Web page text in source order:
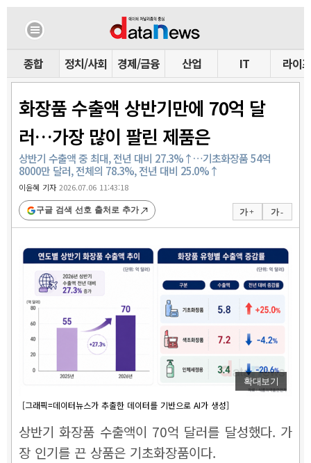
종합 정치/사회 경제/금융 산업 IT 라이프
화장품 수출액 상반기만에 70억 달
러…가장 많이 팔린 제품은
상반기 수출액 중 최대, 전년 대비 27.3%↑…기초화장품 54억
8000만 달러, 전체의 78.3%, 전년 대비 25.0%↑
이윤혜 기자2026.07.06 11:43:18
가 + 가 -
구글 검색 선호 출처로 추가
확대보기
[그래픽=데이터뉴스가 추출한 데이터를 기반으로 AI가 생성]
상반기 화장품 수출액이 70억 달러를 달성했다. 가
장 인기를 끈 상품은 기초화장품이다.